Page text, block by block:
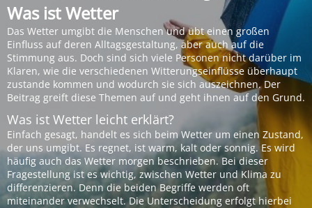
Was ist Wetter
Das Wetter umgibt die Menschen und übt einen großen
Einfluss auf deren Alltagsgestaltung, aber auch auf die
Stimmung aus. Doch sind sich viele Personen nicht darüber im
Klaren, wie die verschiedenen Witterungseinflüsse überhaupt
zustande kommen und wodurch sie sich auszeichnen. Der
Beitrag greift diese Themen auf und geht ihnen auf den Grund.
Was ist Wetter leicht erklärt?
Einfach gesagt, handelt es sich beim Wetter um einen Zustand,
der uns umgibt. Es regnet, ist warm, kalt oder sonnig. Es wird
häufig auch das Wetter morgen beschrieben. Bei dieser
Fragestellung ist es wichtig, zwischen Wetter und Klima zu
differenzieren. Denn die beiden Begriffe werden oft
miteinander verwechselt. Die Unterscheidung erfolgt hierbei